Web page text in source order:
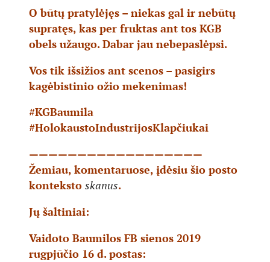
O būtų pratylėjęs – niekas gal ir nebūtų
supratęs, kas per fruktas ant tos KGB
obels užaugo. Dabar jau nebepaslėpsi.
Vos tik išsižios ant scenos – pasigirs
kagėbistinio ožio mekenimas!
#KGBaumila
#HolokaustoIndustrijosKlapčiukai
——————————————————
Žemiau, komentaruose, įdėsiu šio posto
konteksto skanus.
Jų šaltiniai:
Vaidoto Baumilos FB sienos 2019
rugpjūčio 16 d. postas: